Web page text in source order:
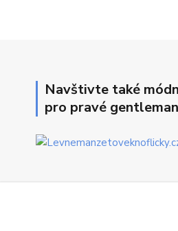
Navštivte také
pro pravé